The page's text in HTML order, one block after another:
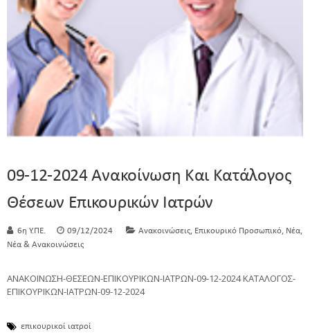
09-12-2024 Ανακοίνωση Και Κατάλογος
Θέσεων Επικουρικών Ιατρών
6η Υ.ΠΕ. 09/12/2024 Ανακοινώσεις, Επικουρικό Προσωπικό, Νέα,
Νέα & Ανακοινώσεις
ΑΝΑΚΟΙΝΩΣΗ-ΘΕΣΕΩΝ-ΕΠΙΚΟΥΡΙΚΩΝ-ΙΑΤΡΩΝ-09-12-2024 ΚΑΤΑΛΟΓΟΣ-
ΕΠΙΚΟΥΡΙΚΩΝ-ΙΑΤΡΩΝ-09-12-2024
επικουρικοί ιατροί